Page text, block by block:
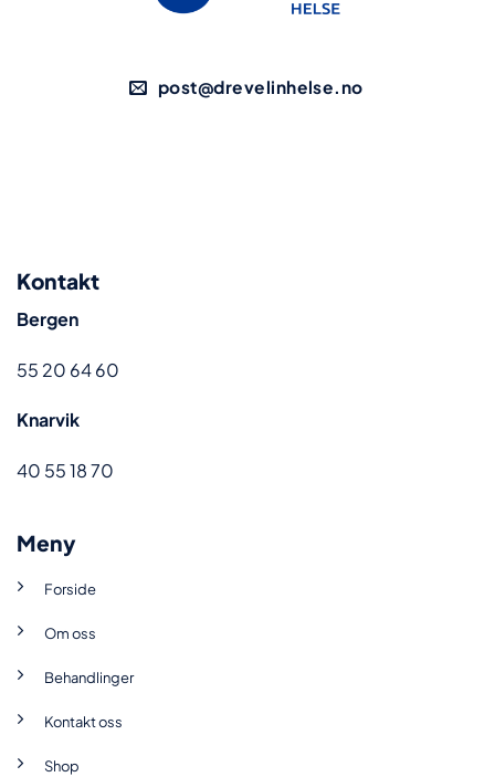
post@drevelinhelse.no
Kontakt
Bergen
55 20 64 60
Knarvik
40 55 18 70
Meny
Forside
Om oss
Behandlinger
Kontakt oss
Shop